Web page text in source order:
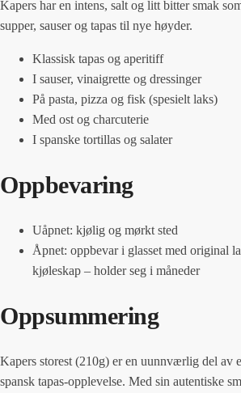
Kapers har en intens, salt og litt bitter smak
supper, sauser og tapas til nye høyder.
Klassisk tapas og aperitiff
I sauser, vinaigrette og dressinger
På pasta, pizza og fisk (spesielt laks)
Med ost og charcuterie
I spanske tortillas og salater
Oppbevaring
Uåpnet: kjølig og mørkt sted
Åpnet: oppbevar i glasset med original
kjøleskap – holder seg i måneder
Oppsummering
Kapers storest (210g) er en uunnværlig del av
spansk tapas-opplevelse. Med sin autentiske